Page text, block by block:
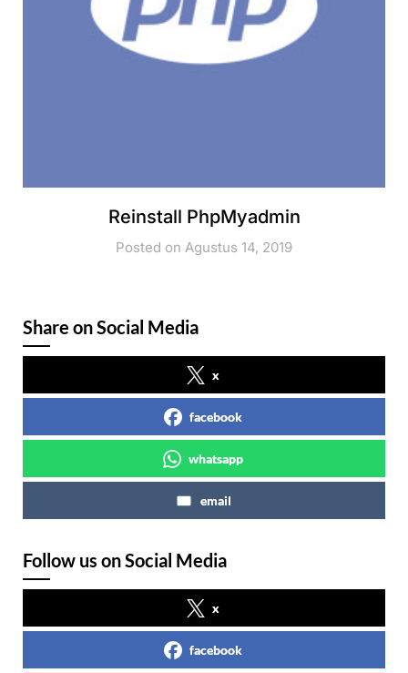
Reinstall PhpMyadmin
Posted on Agustus 14, 2019
Share on Social Media
x
facebook
whatsapp
email
Follow us on Social Media
x
facebook